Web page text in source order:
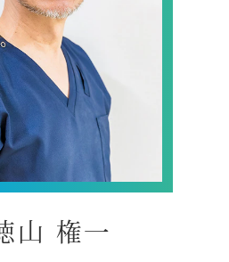
山 権一